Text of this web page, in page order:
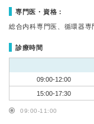
専門医・資格：
総合内科専門医、循環器
診療時間
09:00-12:00
15:00-17:30
09:00-11:00